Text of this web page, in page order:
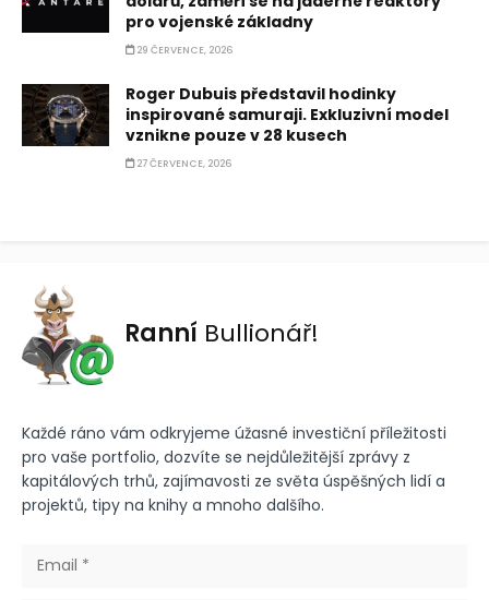
pro vojenské základny
29 ČERVENCE, 2026
Roger Dubuis představil hodinky
inspirované samuraji. Exkluzivní model
vznikne pouze v 28 kusech
27 ČERVENCE, 2026
Ranní Bullionář!
Každé ráno vám odkryjeme úžasné investiční příležitosti
pro vaše portfolio, dozvíte se nejdůležitější zprávy z
kapitálových trhů, zajímavosti ze světa úspěšných lidí a
projektů, tipy na knihy a mnoho dalšího.